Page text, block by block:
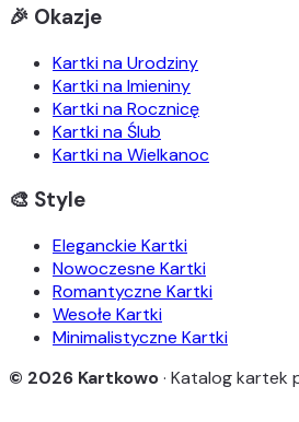
🎉 Okazje
Kartki na Urodziny
Kartki na Imieniny
Kartki na Rocznicę
Kartki na Ślub
Kartki na Wielkanoc
🎨 Style
Eleganckie Kartki
Nowoczesne Kartki
Romantyczne Kartki
Wesołe Kartki
Minimalistyczne Kartki
© 2026 Kartkowo· Katalog